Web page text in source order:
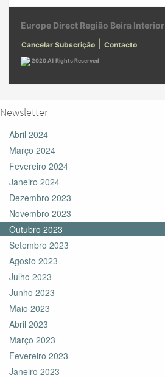
Europe Direct Região Beira Interior
Cancelar Subscrição Contacto
2020 All Rights Reserved
Newsletter
Abril 2024
Março 2024
Fevereiro 2024
Janeiro 2024
Dezembro 2023
Novembro 2023
Outubro 2023
Setembro 2023
Agosto 2023
Julho 2023
Junho 2023
Maio 2023
Abril 2023
Março 2023
Fevereiro 2023
Janeiro 2023